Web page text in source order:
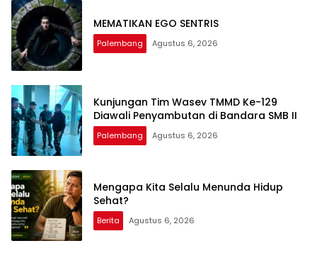
MEMATIKAN EGO SENTRIS
Palembang Agustus 6, 2026
Kunjungan Tim Wasev TMMD Ke-129
Diawali Penyambutan di Bandara SMB II
Palembang Agustus 6, 2026
Mengapa Kita Selalu Menunda Hidup
Sehat?
Berita Agustus 6, 2026